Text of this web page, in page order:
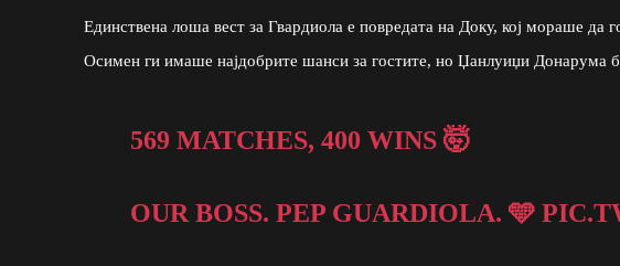
Единствена лоша вест за Гвардиола е повредата на Доку, кој мораше да
Осимен ги имаше најдобрите шанси за гостите, но Џанлуиџи Донарума
569 MATCHES, 400 WINS 🤯
OUR BOSS. PEP GUARDIOLA. 🩵